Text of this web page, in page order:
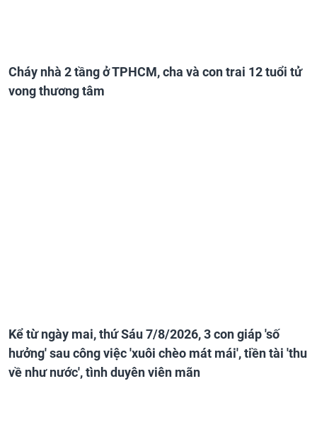
Cháy nhà 2 tầng ở TPHCM, cha và con trai 12 tuổi tử
vong thương tâm
Kể từ ngày mai, thứ Sáu 7/8/2026, 3 con giáp 'số
hưởng' sau công việc 'xuôi chèo mát mái', tiền tài 'thu
về như nước', tình duyên viên mãn